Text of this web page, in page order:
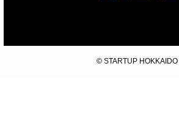
©STARTUP HOKKAIDO